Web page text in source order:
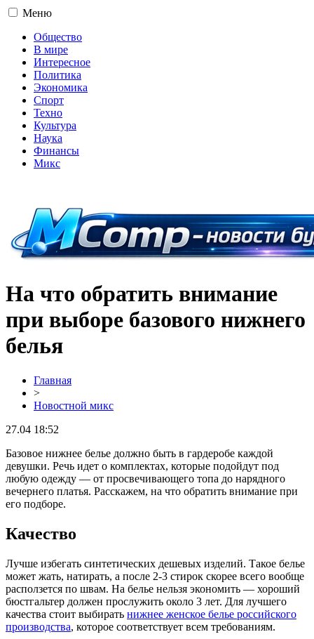
Меню
Общество
В мире
Интересное
Политика
Экономика
Спорт
Техно
Культура
Наука
Финансы
Микс
На что обратить внимание
при выборе базового нижнего
белья
Главная
>
Новостной микс
27.04 18:52
Базовое нижнее белье должно быть в гардеробе каждой
девушки. Речь идет о комплектах, которые подойдут под
любую одежду — от просвечивающего топа до нарядного
вечернего платья. Расскажем, на что обратить внимание при
его подборе.
Качество
Лучше избегать синтетических дешевых изделий. Такое белье
может жать, натирать, а после 2-3 стирок скорее всего вообще
расползется по швам. На белье нельзя экономить — хороший
бюстгальтер должен прослужить около 3 лет. Для лучшего
качества стоит выбирать нижнее женское белье российского
производства, которое соответствует всем требованиям.